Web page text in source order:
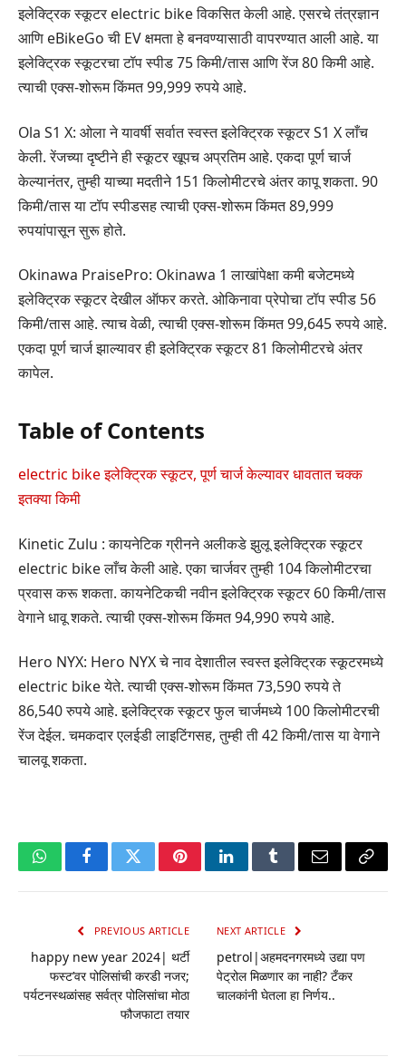
इलेक्ट्रिक स्कूटर electric bike विकसित केली आहे. एसरचे तंत्रज्ञान
आणि eBikeGo ची EV क्षमता हे बनवण्यासाठी वापरण्यात आली आहे. या
इलेक्ट्रिक स्कूटरचा टॉप स्पीड 75 किमी/तास आणि रेंज 80 किमी आहे.
त्याची एक्स-शोरूम किंमत 99,999 रुपये आहे.
Ola S1 X: ओला ने यावर्षी सर्वात स्वस्त इलेक्ट्रिक स्कूटर S1 X लाँच
केली. रेंजच्या दृष्टीने ही स्कूटर खूपच अप्रतिम आहे. एकदा पूर्ण चार्ज
केल्यानंतर, तुम्ही याच्या मदतीने 151 किलोमीटरचे अंतर कापू शकता. 90
किमी/तास या टॉप स्पीडसह त्याची एक्स-शोरूम किंमत 89,999
रुपयांपासून सुरू होते.
Okinawa PraisePro: Okinawa 1 लाखांपेक्षा कमी बजेटमध्ये
इलेक्ट्रिक स्कूटर देखील ऑफर करते. ओकिनावा प्रेपोचा टॉप स्पीड 56
किमी/तास आहे. त्याच वेळी, त्याची एक्स-शोरूम किंमत 99,645 रुपये आहे.
एकदा पूर्ण चार्ज झाल्यावर ही इलेक्ट्रिक स्कूटर 81 किलोमीटरचे अंतर
कापेल.
Table of Contents
electric bike इलेक्ट्रिक स्कूटर, पूर्ण चार्ज केल्यावर धावतात चक्क
इतक्या किमी
Kinetic Zulu : कायनेटिक ग्रीनने अलीकडे झुलू इलेक्ट्रिक स्कूटर
electric bike लाँच केली आहे. एका चार्जवर तुम्ही 104 किलोमीटरचा
प्रवास करू शकता. कायनेटिकची नवीन इलेक्ट्रिक स्कूटर 60 किमी/तास
वेगाने धावू शकते. त्याची एक्स-शोरूम किंमत 94,990 रुपये आहे.
Hero NYX: Hero NYX चे नाव देशातील स्वस्त इलेक्ट्रिक स्कूटरमध्ये
electric bike येते. त्याची एक्स-शोरूम किंमत 73,590 रुपये ते
86,540 रुपये आहे. इलेक्ट्रिक स्कूटर फुल चार्जमध्ये 100 किलोमीटरची
रेंज देईल. चमकदार एलईडी लाइटिंगसह, तुम्ही ती 42 किमी/तास या वेगाने
चालवू शकता.
WhatsAppFacebookTwitterPinterestLinkedInTumblrEmail Copy
PREVIOUS ARTICLE
happy new year 2024| थर्टी
फस्ट’वर पोलिसांची करडी नजर;
पर्यटनस्थळांसह सर्वत्र पोलिसांचा मोठा
फौजफाटा तयार
NEXT ARTICLE
petrol|अहमदनगरमध्ये उद्या पण
पेट्रोल मिळणार का नाही? टँकर
चालकांनी घेतला हा निर्णय..